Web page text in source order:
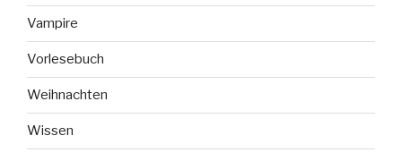
Vampire
Vorlesebuch
Weihnachten
Wissen